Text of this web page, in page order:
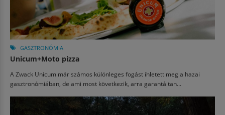
GASZTRONÓMIA
Unicum+Moto pizza
A Zwack Unicum már számos különleges fogást ihletett meg a hazai
gasztronómiában, de ami most következik, arra garantáltan...